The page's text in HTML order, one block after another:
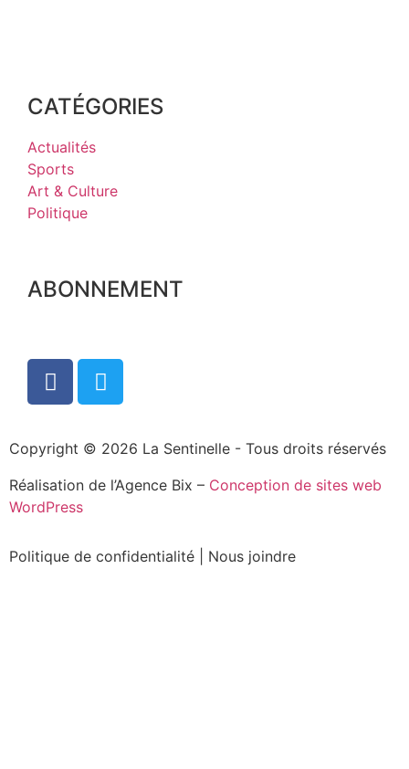
CATÉGORIES
Actualités
Sports
Art & Culture
Politique
ABONNEMENT
Copyright © 2026 La Sentinelle - Tous droits réservés
Réalisation de l’Agence Bix – Conception de sites web
WordPress
Politique de confidentialité Nous joindre